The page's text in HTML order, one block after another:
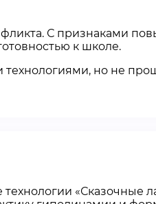
С признаками
к школе.
но не